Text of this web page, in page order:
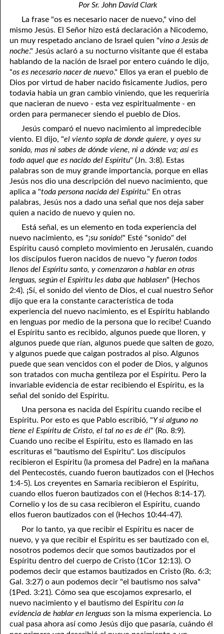
4. Stir Up the Gift of God
5. The World’s Most Dreaded Hour
6. What is Salvation?
7. Stand Still in Jordan
9. Grieved Hearts
10. The Second Death
11. The Father and the Son
12. Suffering and the Saints
13. Cancer Conquered
14. The Church?
15. How Shall They Preach, Except They Be Sent?
16. Have You Received the Holy Ghost Since You Believed?
17. Patience
18. Alone With God
19. Tithes and Offerings
20. Prayer
21. The True Sabbath
22. The Besetting Sin
23. The Cry of the Righteous
24. What Will the Harvest Be?
25. Marriage and Divorce
27. The Keys of the Kingdom
28. Works
29. Politics and Believers
30. Unequally Yoked in Marriage
31. Coming Out of Babylon
32. The Forgiven Woman
33. The New Earth
34. The Sin of Silence
35. Freedom
36. Gods of the Gentiles
37. Why Some Are Not Healed
38. The Seven Pillars
54. Bruised Reeds
56. The Wise and the Foolish
57. Holiness
58. Is Jesus God?
59. Christ or Christianity
60. Have Faith In God
61. Worthy to Suffer
63. Four Kinds of Soil
64. Communion
65. The Fullness of Time
66. Baptism
68. No Room
69. Crucified With Christ
70. Homosexuality and the Bible
71. The Kingdom of God
72. The Gospel of Christ
73. A Wedding Garment
74. Perseverance
75. The Resurrection
76. Salvation
77. Sanctification
79. The Sacrifice of Christ
80. The Seal of God
81. The Sound of the Spirit
82. The Wrath of God
84. God’s Compass
85. Perfection
86. The Abomination of Desolation
87. Antichrist
88. The Way of Grace
90. Relationships
91. The Vineyard of God
92. The Conversion of Saul
Por Sr. John David Clark
La frase "os es necesario nacer de nuevo," vino del
mismo Jesús. El Señor hizo está declaración a Nicodemo,
un muy respetado anciano de Israel quien "vino a Jesús de
noche." Jesús aclaró a su nocturno visitante que él estaba
hablando de la nación de Israel por entero cuándo le dijo,
"os es necesario nacer de nuevo." Ellos ya eran el pueblo de
Dios por virtud de haber nacido fisicamente Judios, pero
todavia habia un gran cambio viniendo, que les requeriría
que nacieran de nuevo - esta vez espiritualmente - en
orden para permanecer siendo el pueblo de Dios.
Jesús comparó el nuevo nacimiento al impredecible
viento. El dijo, "el viento sopla de donde quiere, y oyes su
sonido, mas ni sabes de dónde viene, ni a dónde va; así es
todo aquel que es nacido del Espíritu" (Jn. 3:8). Estas
palabras son de muy grande importancia, porque en ellas
Jesús nos dio una descripción del nuevo nacimiento, que
aplica a "toda persona nacida del Espíritu." En otras
palabras, Jesús nos a dado una señal que nos deja saber
quien a nacido de nuevo y quien no.
Está señal, es un elemento en toda experiencia del
nuevo nacimiento, es "¡su sonido!" Esté "sonido" del
Espíritu causó completo movimiento en Jerusalén, cuando
los discípulos fueron nacidos de nuevo "y fueron todos
llenos del Espíritu santo, y comenzaron a hablar en otras
lenguas, según el Espíritu les daba que hablasen" (Hechos
2:4). ¡Sí, el sonido del viento de Dios, el cual nuestro Señor
dijo que era la constante característica de toda
experiencia del nuevo nacimiento, es el Espíritu hablando
en lenguas por medio de la persona que lo recibe! Cuando
el Espíritu santo es recibido, algunos puede que lloren, y
algunos puede que rían, algunos puede que salten de gozo,
y algunos puede que caigan postrados al piso. Algunos
puede que sean vencidos con el poder de Dios, y algunos
son tratados con mucha gentileza por el Espíritu. Pero la
invariable evidencia de estar recibiendo el Espíritu, es la
señal del sonido del Espíritu.
Una persona es nacida del Espíritu cuando recibe el
Espíritu. Por esto es que Pablo escribió, "Y si alguno no
tiene el Espíritu de Cristo, el tal no es de él" (Ro. 8:9).
Cuando uno recibe el Espíritu, esto es llamado en las
escrituras el "bautismo del Espíritu". Los discípulos
recibieron el Espíritu (la promesa del Padre) en la mañana
del Pentecostés, cuando fueron bautizados con el (Hechos
1:4-5). Los creyentes en Samaria recibieron el Espíritu,
cuando ellos fueron bautizados con el (Hechos 8:14-17).
Cornelio y los de su casa recibieron el Espíritu, cuando
ellos fueron bautizados con el (Hechos 10:44-47).
Por lo tanto, ya que recibir el Espíritu es nacer de
nuevo, y ya que recibir el Espíritu es ser bautizado con el,
nosotros podemos decir que somos bautizados por el
Espíritu dentro del cuerpo de Cristo (1Cor 12:13). O
podemos decir que estamos bautizados en Cristo (Ro. 6:3;
Gal. 3:27) o aun podemos decir "el bautismo nos salva"
(1Ped. 3:21). Cómo sea que escojamos expresarlo, el
nuevo nacimiento y el bautismo del Espíritucon la
evidencia de hablar en lenguasson la misma experiencia. Lo
cual pasa ahora así como Jesús dijo que pasaría, cuándo él